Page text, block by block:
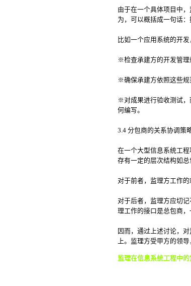
由于在一个具体项目中
为，可以概括成一句话
比如一个应用系统的开发
※检查承建方的开发管理
※确保承建方依照这些规
※对成果进行验收测试，
何编写。
3.4 分包商的关系协调策
在一个大型信息系统工
存有一定的层次结构如总
对于前者，监理方工作
对于后者，监理方应切
理工作的接口是总包商，
因而，通过上述讨论，
上。监理方受甲方的领
监理在信息系统工程中